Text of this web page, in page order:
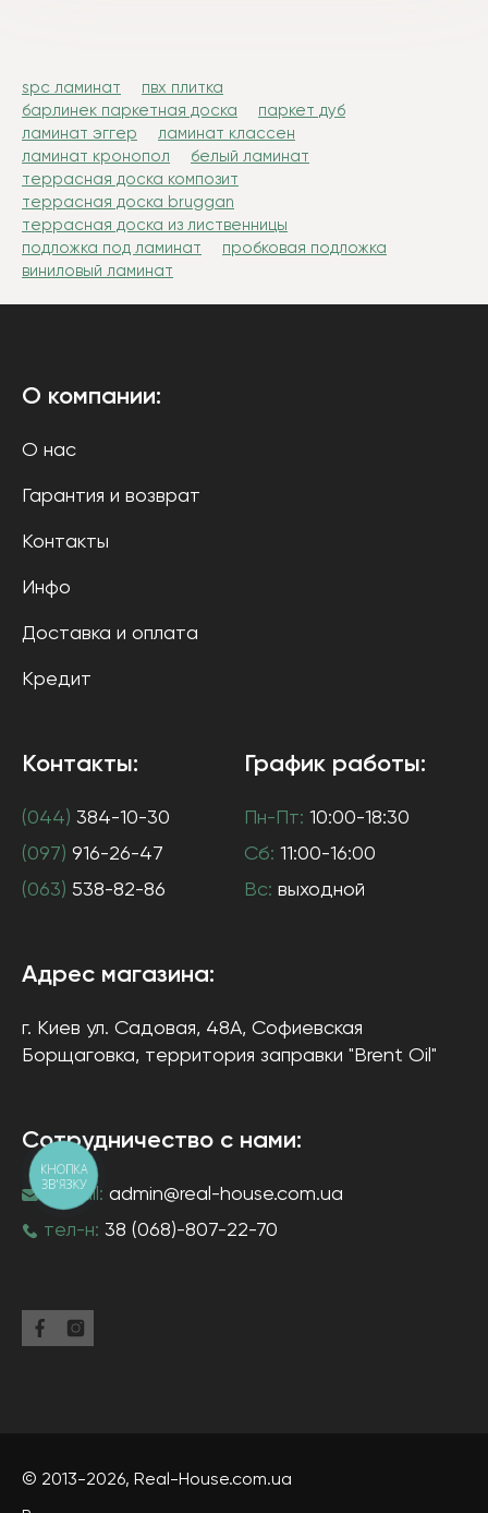
spc ламинат
пвх плитка
барлинек паркетная доска
паркет дуб
ламинат эггер
ламинат классен
ламинат кронопол
белый ламинат
террасная доска композит
террасная доска bruggan
террасная доска из лиственницы
подложка под ламинат
пробковая подложка
виниловый ламинат
О компании:
О нас
Гарантия и возврат
Контакты
Инфо
Доставка и оплата
Кредит
Контакты:
(044) 384-10-30
(097) 916-26-47
(063) 538-82-86
График работы:
Пн-Пт: 10:00-18:30
Сб: 11:00-16:00
Вс: выходной
Адрес магазина:
г. Киев ул. Садовая, 48А, Софиевская
Борщаговка, территория заправки "Brent Oil"
Сотрудничество с нами:
e-mail: admin@real-house.com.ua
тел-н: 38 (068)-807-22-70
© 2013-2026, Real-House.com.ua
КНОПКА
ЗВ'ЯЗКУ